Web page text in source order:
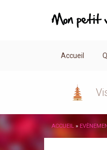
Accueil
ACCUEIL »